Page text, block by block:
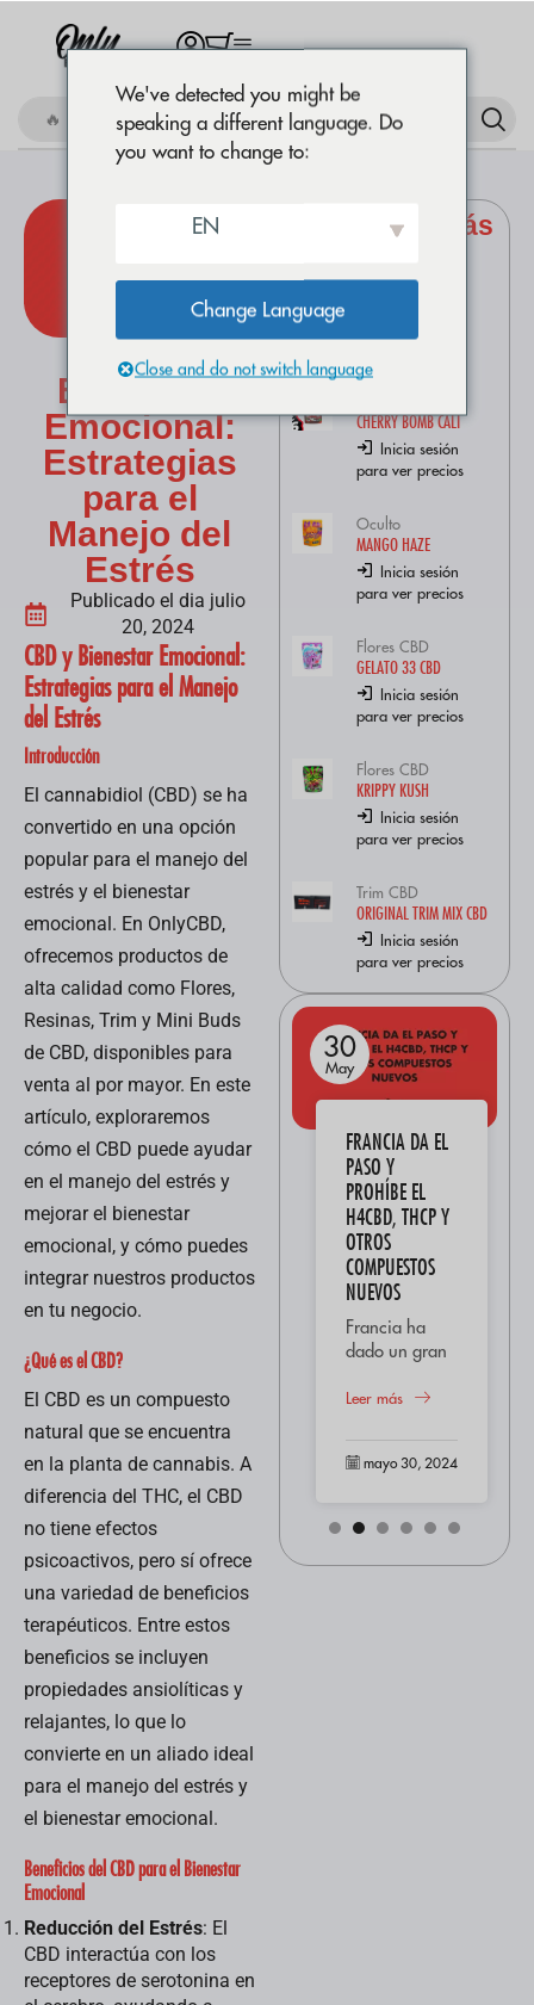
🔥 Comprar Amnesia OG
CBD y
Bienestar
Emocional:
Estrategias
para el
Manejo del
Estrés
Publicado el dia julio
20, 2024
CBD y Bienestar Emocional:
Estrategias para el Manejo
del Estrés
Introducción
El cannabidiol (CBD) se ha
convertido en una opción
popular para el manejo del
estrés y el bienestar
emocional. En OnlyCBD,
ofrecemos productos de
alta calidad como Flores,
Resinas, Trim y Mini Buds
de CBD, disponibles para
venta al por mayor. En este
artículo, exploraremos
cómo el CBD puede ayudar
en el manejo del estrés y
mejorar el bienestar
emocional, y cómo puedes
integrar nuestros productos
en tu negocio.
¿Qué es el CBD?
El CBD es un compuesto
natural que se encuentra
en la planta de cannabis. A
diferencia del THC, el CBD
no tiene efectos
psicoactivos, pero sí ofrece
una variedad de beneficios
terapéuticos. Entre estos
beneficios se incluyen
propiedades ansiolíticas y
relajantes, lo que lo
convierte en un aliado ideal
para el manejo del estrés y
el bienestar emocional.
Beneficios del CBD para el Bienestar
Emocional
Reducción del Estrés: El
CBD interactúa con los
receptores de serotonina en
Productos más
Flores CBD
CHERRY BOMB CALI
Inicia sesión
para ver precios
Oculto
MANGO HAZE
Inicia sesión
para ver precios
Flores CBD
GELATO 33 CBD
Inicia sesión
para ver precios
Flores CBD
KRIPPY KUSH
Inicia sesión
para ver precios
Trim CBD
ORIGINAL TRIM MIX CBD
Inicia sesión
para ver precios
30
May
AMNESIA HAZE:
“DESCUBRE SUS
CARACTERÍSTICAS
Y ORÍGENES”
El cannabis
Amnesia es una
variedad que
ha capturado la
imaginación de
los entusiastas
del cannabis en
debido a sus
características
distintivas...
Leer más
30
May
FRANCIA DA EL
PASO Y
PROHÍBE EL
H4CBD, THCP Y
OTROS
COMPUESTOS
NUEVOS
Francia ha
dado un gran
prohibir
de
cannabinoides
H4CBD, THCP
y otros
derivados
Leer más
mayo 30, 2024
We've detected you might be
speaking a different language. Do
you want to change to:
EN
Change Language
Close and do not switch language